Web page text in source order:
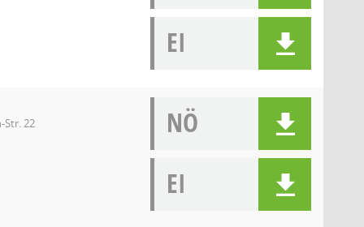
EI
Str. 22
NÖ
EI